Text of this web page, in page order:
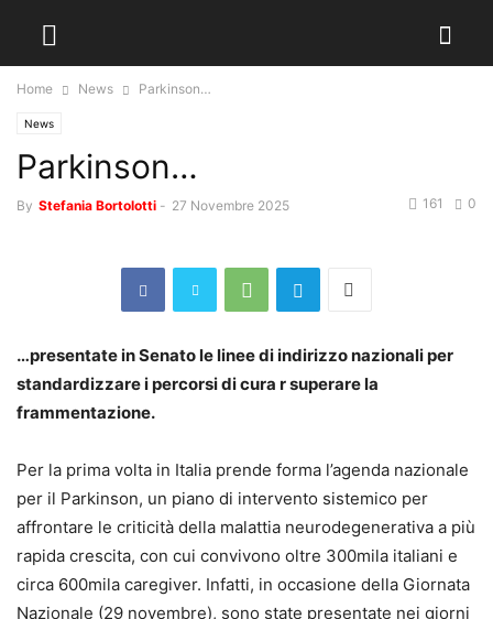
Home News Parkinson…
News
Parkinson…
By Stefania Bortolotti - 27 Novembre 2025 0
161
…presentate in Senato le linee di indirizzo nazionali per
standardizzare i percorsi di cura r superare la
frammentazione.
Per la prima volta in Italia prende forma l’agenda nazionale
per il Parkinson, un piano di intervento sistemico per
affrontare le criticità della malattia neurodegenerativa a più
rapida crescita, con cui convivono oltre 300mila italiani e
circa 600mila caregiver. Infatti, in occasione della Giornata
Nazionale (29 novembre), sono state presentate nei giorni